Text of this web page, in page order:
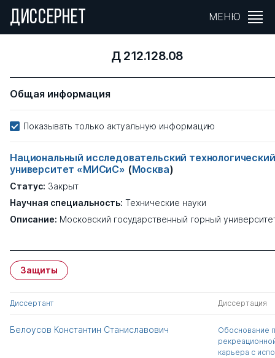
ДИССЕРНЕТ МЕНЮ
Д 212.128.08
Общая информация
Показывать только актуальную информацию
Национальный исследовательский технологический
университет «МИСиС» (Москва)
Статус: Закрыт
Научная специальность: Технические науки
Описание: Московский государственный горный
Защиты
Диссертант Диссертация
Белоусов Константин Станиславович
Обоснование
карьера с